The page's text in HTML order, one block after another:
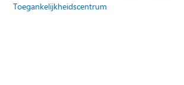
Toegankelijkheidscentrum